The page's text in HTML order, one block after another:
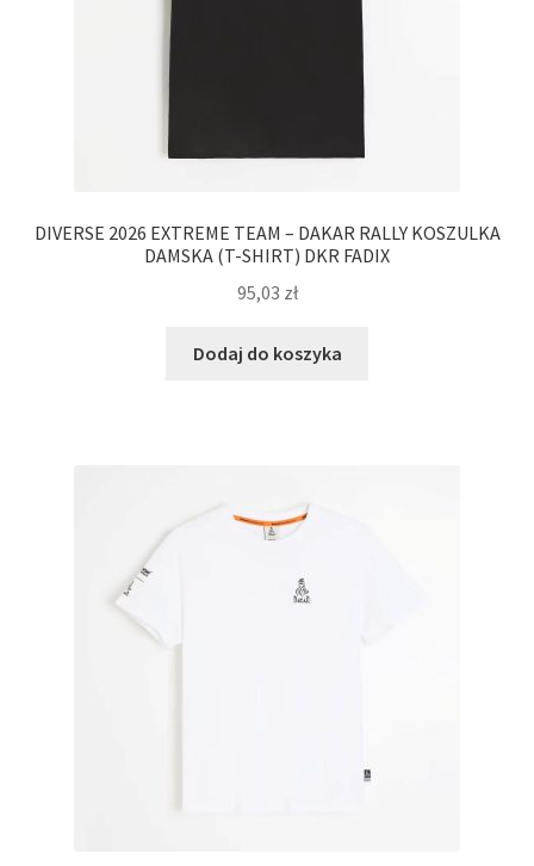
DIVERSE 2026 EXTREME TEAM – DAKAR RALLY KOSZULKA
DAMSKA (T-SHIRT) DKR FADIX
95,03 zł
Dodaj do koszyka